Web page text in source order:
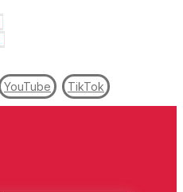
YouTube TikTok